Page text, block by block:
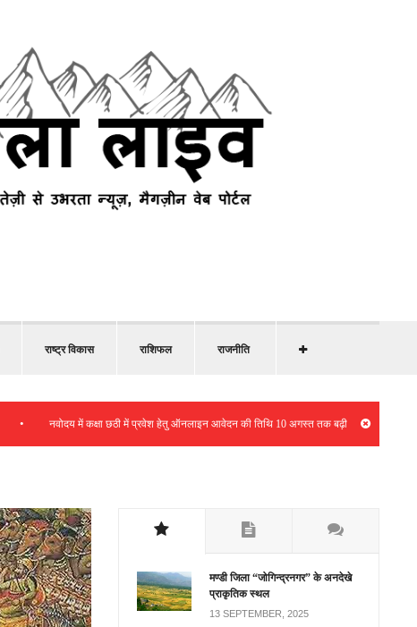
राष्ट्र विकास राशिफल राजनीति
नवोदय में कक्षा छठी में प्रवेश हेतु ऑनलाइन आवेदन की तिथि 10 अगस्त तक बढ़ी • भर्ती रैली के
मण्डी जिला “जोगिन्द्रनगर” के अनदेखे
प्राकृतिक स्थल
13 SEPTEMBER, 2025